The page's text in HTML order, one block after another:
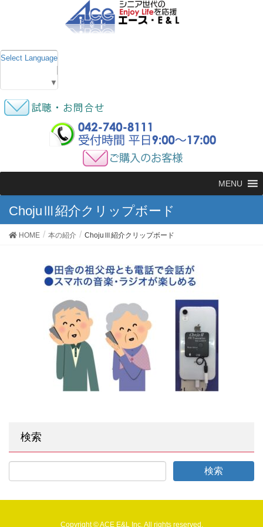
Select Language
▼
MENU
ChojuⅢ紹介クリップボード
HOME 本の紹介 ChojuⅢ紹介クリップボード
検索
Copyright © ACE E&L Inc. All rights reserved.